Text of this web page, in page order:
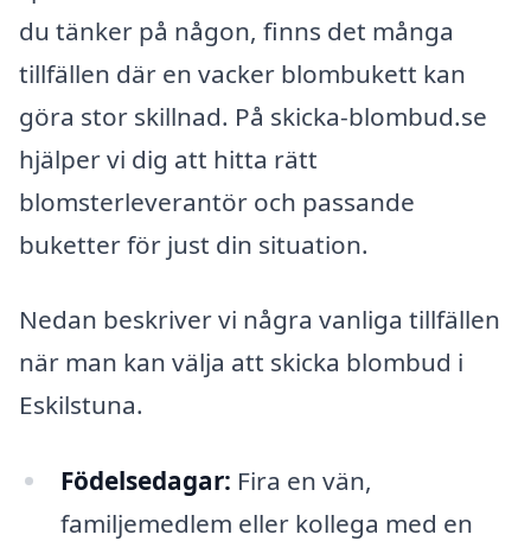
du tänker på någon, finns det många
tillfällen där en vacker blombukett kan
göra stor skillnad. På skicka-blombud.se
hjälper vi dig att hitta rätt
blomsterleverantör och passande
buketter för just din situation.
Nedan beskriver vi några vanliga tillfällen
när man kan välja att skicka blombud i
Eskilstuna.
Födelsedagar: Fira en vän,
familjemedlem eller kollega med en